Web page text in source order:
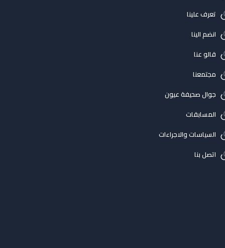
تعرف علينا
انضم الينا
قالو عنا
مجتمعنا
جوال صحيفة عيون
المسابقات
السياسات والاجراءات
اتصل بنا